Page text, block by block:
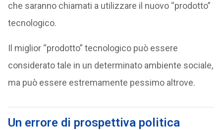
che saranno chiamati a utilizzare il nuovo “prodotto”
tecnologico.
Il miglior “prodotto” tecnologico può essere
considerato tale in un determinato ambiente sociale,
ma può essere estremamente pessimo altrove.
Un errore di prospettiva politica